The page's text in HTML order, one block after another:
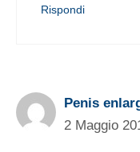
Rispondi
Penis
2 Maggio